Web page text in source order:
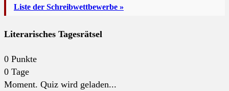
Liste der Schreibwettbewerbe »
Literarisches Tagesrätsel
0 Punkte
0 Tage
Moment. Quiz wird geladen...